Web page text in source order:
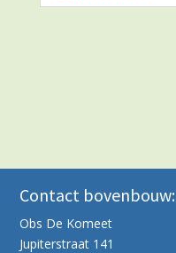
Contact bovenbouw:
Obs De Komeet
Jupiterstraat 141